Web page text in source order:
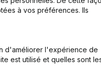
à vos préférences. Ils
d'améliorer l'expérience de
est utilisé et quelles sont
fraude
Consulter des comptes